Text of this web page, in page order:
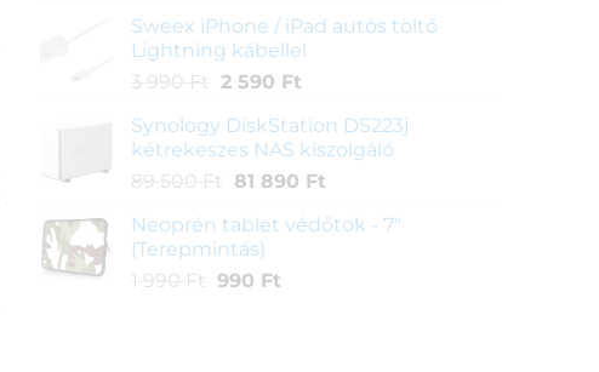
3
590 Ft. 990 Ft.
Sweex iPhone / iPad autós töltő
Lightning kábellel
3 990 Ft Original
was:
3
990 Ft.
2 590 FtCurrent
is:
2
590 Ft.
Synology DiskStation DS223j
kétrekeszes NAS kiszolgáló
89 500 Ft
Original
was:
89
500 Ft.
81 890 FtCurrent
is:
Neoprén tablet védőtok - 7"
(Terepmintás)
1 990 Ft Original
990 FtCurrent